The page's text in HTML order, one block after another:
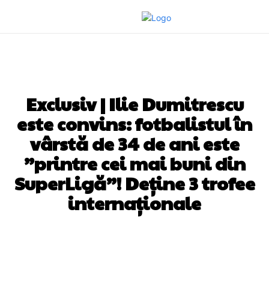
Exclusiv | Ilie Dumitrescu
este convins: fotbalistul în
vârstă de 34 de ani este
”printre cei mai buni din
SuperLigă”! Deține 3 trofee
internaționale